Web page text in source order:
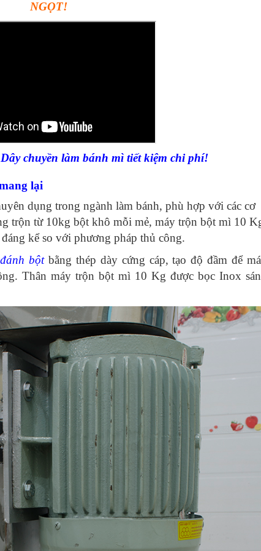
NGỌT!
chuyền làm bánh mì tiết kiệm chi phí!
lại
dụng trong ngành làm bánh, phù hợp với các cơ
trộn từ 10kg bột khô mỗi mẻ, máy trộn bột mì 10
kể so với phương pháp thủ công.
bộtbằng thép dày cứng cáp, tạo độ đầm để
Thân máy trộn bột mì 10 Kg được bọc Inox